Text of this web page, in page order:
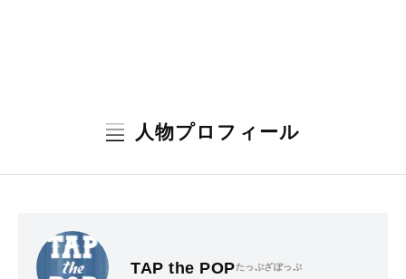
人物プロフィール
TAP the POPたっぷざぽっぷ